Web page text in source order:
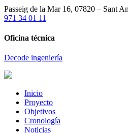
Passeig de la Mar 16, 07820 – Sant
971 34 01 11
Oficina técnica
Decode ingeniería
Inicio
Proyecto
Objetivos
Cronología
Noticias